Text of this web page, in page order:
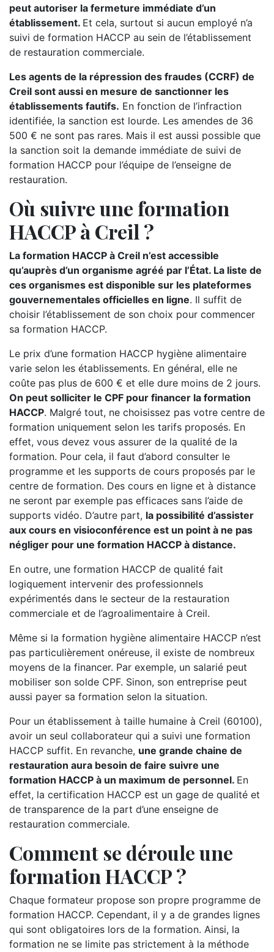
peut autoriser la fermeture immédiate d’un
établissement. Et cela, surtout si aucun employé n’a
suivi de formation HACCP au sein de l’établissement
de restauration commerciale.
Les agents de la répression des fraudes (CCRF) de
Creil sont aussi en mesure de sanctionner les
établissements fautifs. En fonction de l’infraction
identifiée, la sanction est lourde. Les amendes de 36
500 € ne sont pas rares. Mais il est aussi possible que
la sanction soit la demande immédiate de suivi de
formation HACCP pour l’équipe de l’enseigne de
restauration.
Où suivre une formation
HACCP à Creil ?
La formation HACCP à Creil n’est accessible
qu’auprès d’un organisme agréé par l’État. La liste de
ces organismes est disponible sur les plateformes
gouvernementales officielles en ligne. Il suffit de
choisir l’établissement de son choix pour commencer
sa formation HACCP.
Le prix d’une formation HACCP hygiène alimentaire
varie selon les établissements. En général, elle ne
coûte pas plus de 600 € et elle dure moins de 2 jours.
On peut solliciter le CPF pour financer la formation
HACCP. Malgré tout, ne choisissez pas votre centre de
formation uniquement selon les tarifs proposés. En
effet, vous devez vous assurer de la qualité de la
formation. Pour cela, il faut d’abord consulter le
programme et les supports de cours proposés par le
centre de formation. Des cours en ligne et à distance
ne seront par exemple pas efficaces sans l’aide de
supports vidéo. D’autre part, la possibilité d’assister
aux cours en visioconférence est un point à ne pas
négliger pour une formation HACCP à distance.
En outre, une formation HACCP de qualité fait
logiquement intervenir des professionnels
expérimentés dans le secteur de la restauration
commerciale et de l’agroalimentaire à Creil.
Même si la formation hygiène alimentaire HACCP n’est
pas particulièrement onéreuse, il existe de nombreux
moyens de la financer. Par exemple, un salarié peut
mobiliser son solde CPF. Sinon, son entreprise peut
aussi payer sa formation selon la situation.
Pour un établissement à taille humaine à Creil (60100),
avoir un seul collaborateur qui a suivi une formation
HACCP suffit. En revanche, une grande chaine de
restauration aura besoin de faire suivre une
formation HACCP à un maximum de personnel. En
effet, la certification HACCP est un gage de qualité et
de transparence de la part d’une enseigne de
restauration commerciale.
Comment se déroule une
formation HACCP ?
Chaque formateur propose son propre programme de
formation HACCP. Cependant, il y a de grandes lignes
qui sont obligatoires lors de la formation. Ainsi, la
formation ne se limite pas strictement à la méthode